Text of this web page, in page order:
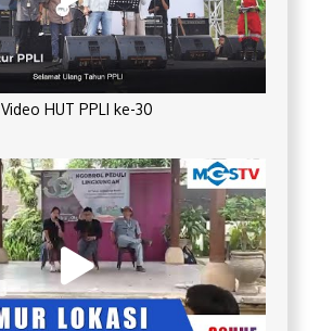
Video HUT PPLI ke-30